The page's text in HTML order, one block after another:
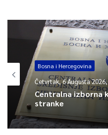
Jačanje ekonomske saradnje
investicije su teme koje su
ministara. Posebna pažnja je
saradnje u oblasti namjenske
mogućnostima s kojima
Turković je predstavila
Bosni i Hercegovini posluje
Bosna i Hercegovina
Četvrtak, 6 Augusta
Centralna izborna
stranke